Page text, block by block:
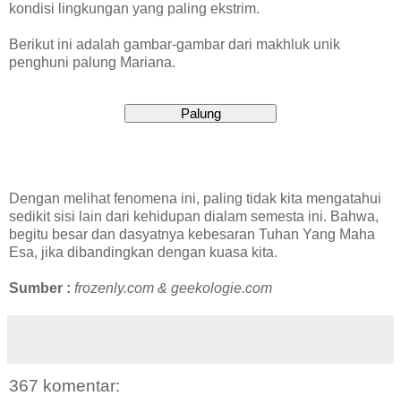
kondisi lingkungan yang paling ekstrim.
Berikut ini adalah gambar-gambar dari makhluk unik
penghuni palung Mariana.
Dengan melihat fenomena ini, paling tidak kita mengatahui
sedikit sisi lain dari kehidupan dialam semesta ini. Bahwa,
begitu besar dan dasyatnya kebesaran Tuhan Yang Maha
Esa, jika dibandingkan dengan kuasa kita.
Sumber : frozenly.com & geekologie.com
367 komentar: